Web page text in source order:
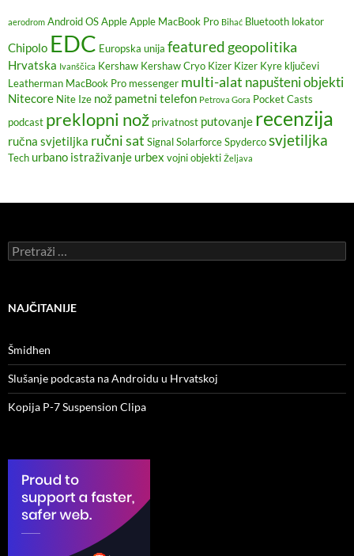
aerodrom Android OSAppleApple MacBook Pro Bihać Bluetooth lokator
Chipolo EDC Europska unija featured geopolitika
Hrvatska Ivanščica Kershaw Kershaw Cryo Kizer Kizer Kyre ključevi
Leatherman MacBook Pro messenger multi-alat napušteni objekti
Nitecore Nite Ize nož pametni telefon Petrova Gora Pocket Casts
podcast preklopni nož privatnost putovanje recenzija
ručna svjetiljka ručni sat SignalSolarforceSpydercosvjetiljka
Tech urbano istraživanje urbex vojni objekti Željava
Pretraži:
NAJČITANIJE
Šmidhen
Slušanje podcasta na Androidu u Hrvatskoj
Kopija P-7 Suspension Clipa